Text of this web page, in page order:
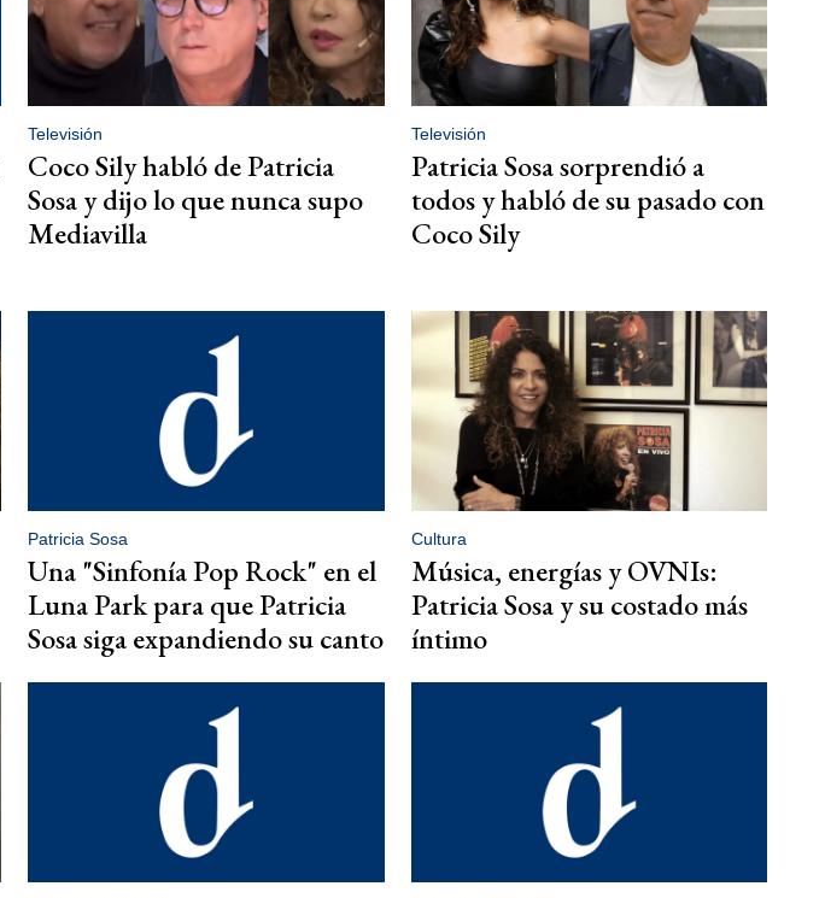
Televisión
Coco Sily habló de Patricia
Sosa y dijo lo que nunca supo
Mediavilla
Televisión
Patricia Sosa sorprendió a
todos y habló de su pasado con
Coco Sily
Patricia Sosa
Una "Sinfonía Pop Rock" en el
Luna Park para que Patricia
Sosa siga expandiendo su canto
Cultura
Música, energías y OVNIs:
Patricia Sosa y su costado más
íntimo